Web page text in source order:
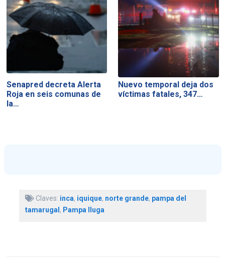
Senapred decreta Alerta
Roja en seis comunas de
la…
Nuevo temporal deja dos
víctimas fatales, 347…
Claves: inca, iquique, norte grande, pampa del
tamarugal , Pampa Iluga